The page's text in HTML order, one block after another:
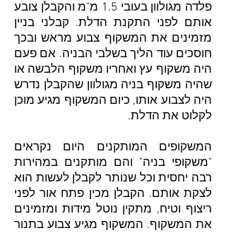
פלדה מגולוון בעובי 1.5 מ"מ והקבלן צובע
אותם לפני התקנת הדלת. קבלני בניין
מזמינים את המשקוף צבוע מראש ובכך
חוסכים עוד הליך בשלבי הבניה. אם פעם
היה משקוף עץ ואחריו משקוף הלבשה או
שהיה משקוף בניה מגולוון שהקבלן נדרש
היה לצבוע אותו, כיום המשקוף מגיע מוכן
לקלוט את הדלת.
המשקופים המותקנים היום נקראים
"משקופי בניה" והם מותקנים במהירות
רבה יחסית וכל שנותר לקבלן לעשות הוא
לצקת אותם. הקבלן מכין פתח אור לפני
ריצוף וטיח, מתקין נוטל מידות ומזמינים
את המשקוף. המשקוף מגיע צבוע בתנור